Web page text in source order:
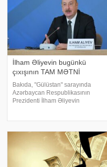
İlham Əliyevin bugünkü
çıxışının TAM MƏTNİ
Bakıda, "Gülüstan" sarayında
Azərbaycan Respublikasının
Prezidenti İlham Əliyevin
"Parçalanmış dünyanın bərpası"